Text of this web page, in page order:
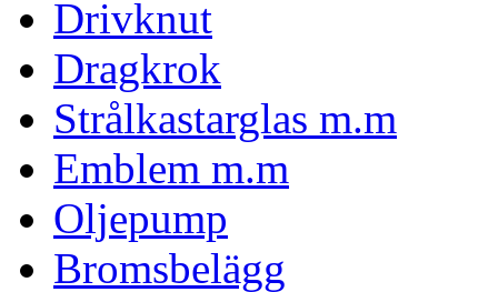
Drivknut
Dragkrok
Strålkastarglas m.m
Emblem m.m
Oljepump
Bromsbelägg